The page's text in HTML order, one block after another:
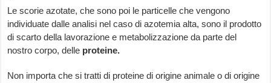
Le scorie azotate, che sono poi le particelle che vengono
individuate dalle analisi nel caso di azotemia alta, sono il prodotto
di scarto della lavorazione e metabolizzazione da parte del
nostro corpo, delle proteine.
Non importa che si tratti di proteine di origine animale o di origine